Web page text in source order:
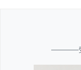
————受